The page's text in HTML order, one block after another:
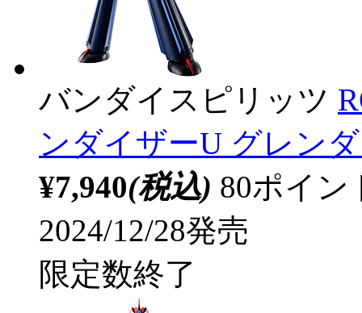
バンダイスピリッツ
ンダイザーU グレン
¥7,940(税込) 80ポイ
2024/12/28発売
限定数終了